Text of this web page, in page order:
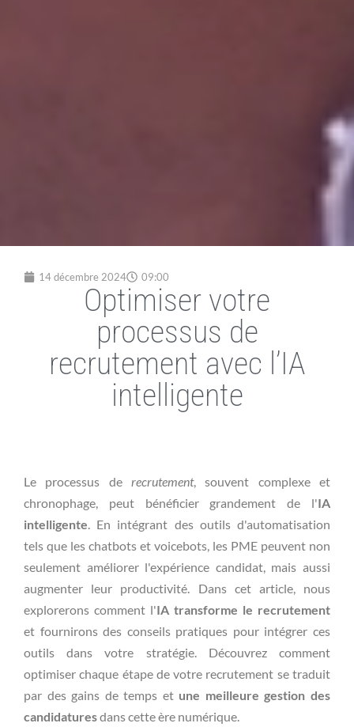
14 décembre 2024 09:00
Optimiser votre
processus de
recrutement avec l’IA
intelligente
Le processus de recrutement, souvent complexe et
chronophage, peut bénéficier grandement de l'IA
intelligente . En intégrant des outils d'automatisation
tels que les chatbots et voicebots, les PME peuvent non
seulement améliorer l'expérience candidat, mais aussi
augmenter leur productivité. Dans cet article, nous
explorerons comment l'IA transforme le recrutement
et fournirons des conseils pratiques pour intégrer ces
outils dans votre stratégie. Découvrez comment
optimiser chaque étape de votre recrutement se traduit
par des gains de temps et une meilleure gestion des
candidaturesdans cette ère numérique.